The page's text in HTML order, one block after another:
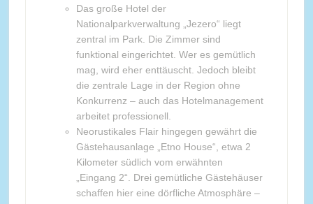
Das große Hotel der
Nationalparkverwaltung „Jezero“ liegt
zentral im Park. Die Zimmer sind
funktional eingerichtet. Wer es gemütlich
mag, wird eher enttäuscht. Jedoch bleibt
die zentrale Lage in der Region ohne
Konkurrenz – auch das Hotelmanagement
arbeitet professionell.
Neorustikales Flair hingegen gewährt die
Gästehausanlage „Etno House“, etwa 2
Kilometer südlich vom erwähnten
„Eingang 2“. Drei gemütliche Gästehäuser
schaffen hier eine dörfliche Atmosphäre –